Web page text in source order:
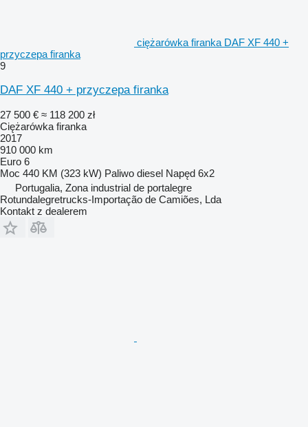
ciężarówka firanka DAF XF 440 +
przyczepa firanka
9
DAF XF 440 + przyczepa firanka
27 500 € ≈ 118 200 zł
Ciężarówka firanka
2017
910 000 km
Euro 6
Moc 440 KM (323 kW) Paliwo diesel Napęd 6x2
Portugalia, Zona industrial de portalegre
Rotundalegretrucks-Importação de Camiões, Lda
Kontakt z dealerem